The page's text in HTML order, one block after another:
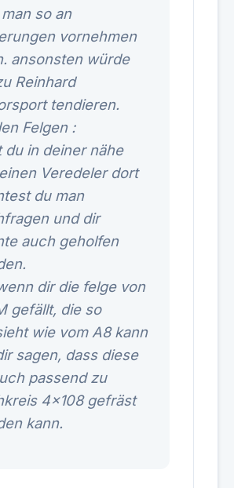
so an
vornehmen
ansonsten würde
Reinhard
tendieren.
Felgen :
du in deiner nähe
Veredeler dort
du man
und dir
auch geholfen
dir die felge von
gefällt, die so
wie vom A8 kann
sagen, dass diese
passend zu
4x108 gefräst
kann.